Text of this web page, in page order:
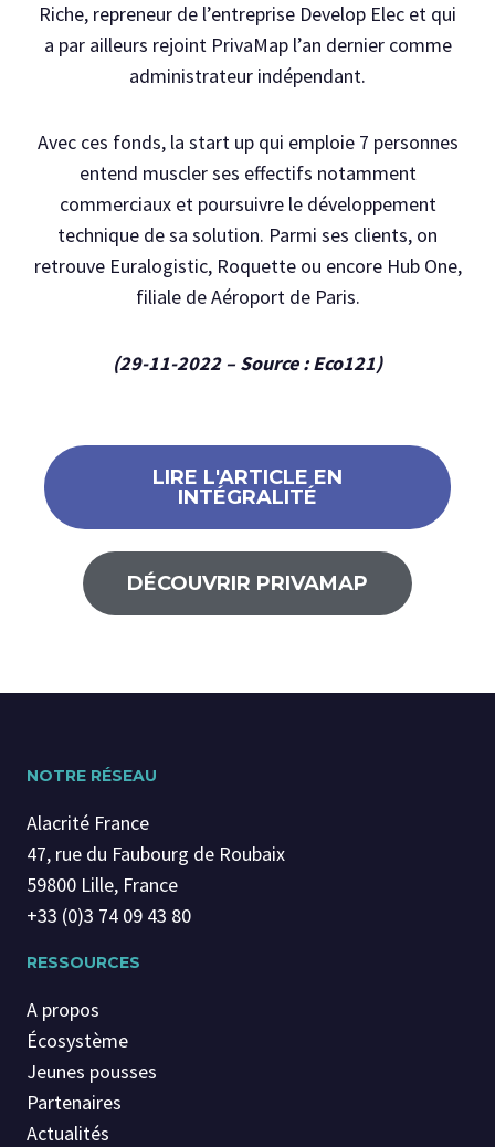
Riche, repreneur de l’entreprise Develop Elec et qui
a par ailleurs rejoint PrivaMap l’an dernier comme
administrateur indépendant.
Avec ces fonds, la start up qui emploie 7 personnes
entend muscler ses effectifs notamment
commerciaux et poursuivre le développement
technique de sa solution. Parmi ses clients, on
retrouve Euralogistic, Roquette ou encore Hub One,
filiale de Aéroport de Paris.
(29-11-2022 – Source : Eco121)
LIRE L'ARTICLE EN
INTÉGRALITÉ
DÉCOUVRIR PRIVAMAP
NOTRE RÉSEAU
Alacrité France
47, rue du Faubourg de Roubaix
59800 Lille, France
+33 (0)3 74 09 43 80
RESSOURCES
A propos
Écosystème
Jeunes pousses
Partenaires
Actualités